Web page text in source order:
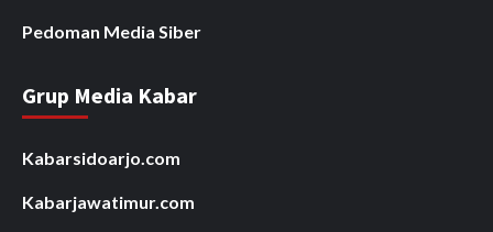
Pedoman Media Siber
Grup Media Kabar
Kabarsidoarjo.com
Kabarjawatimur.com